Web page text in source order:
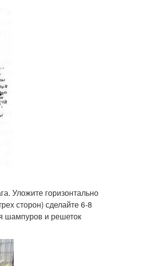
Уложите горизонтально
сторон) сделайте 6-8
шампуров и решеток